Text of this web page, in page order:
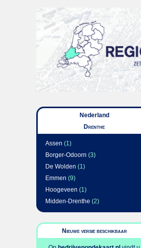
Nederland
Drenthe
Assen (1)
Borger-Odoorn (3)
De Wolden (1)
Emmen (9)
Hoogeveen (1)
Midden-Drenthe (2)
Nieuwe versie beschikbaar